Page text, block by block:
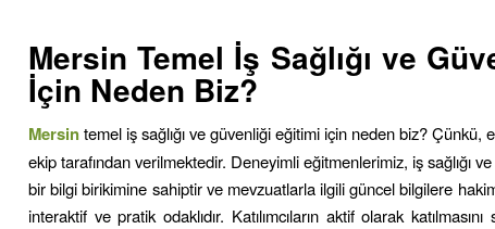
MersinTemel İş Sağlığı ve
İçin Neden Biz?
Mersintemel iş sağlığı ve güvenliği eğitimi için neden biz? Çünkü,
ekip tarafından verilmektedir. Deneyimli eğitmenlerimiz, iş sağlığı
bir bilgi birikimine sahiptir ve mevzuatlarla ilgili güncel bilgilere
interaktif ve pratik odaklıdır. Katılımcıların aktif olarak